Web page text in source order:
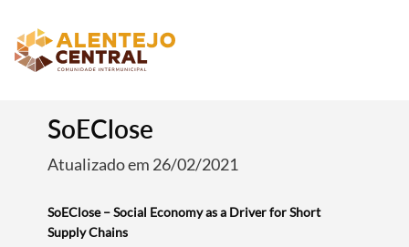
SoEClose
Atualizado em 26/02/2021
SoEClose – Social Economy as a Driver for Short
Supply Chains